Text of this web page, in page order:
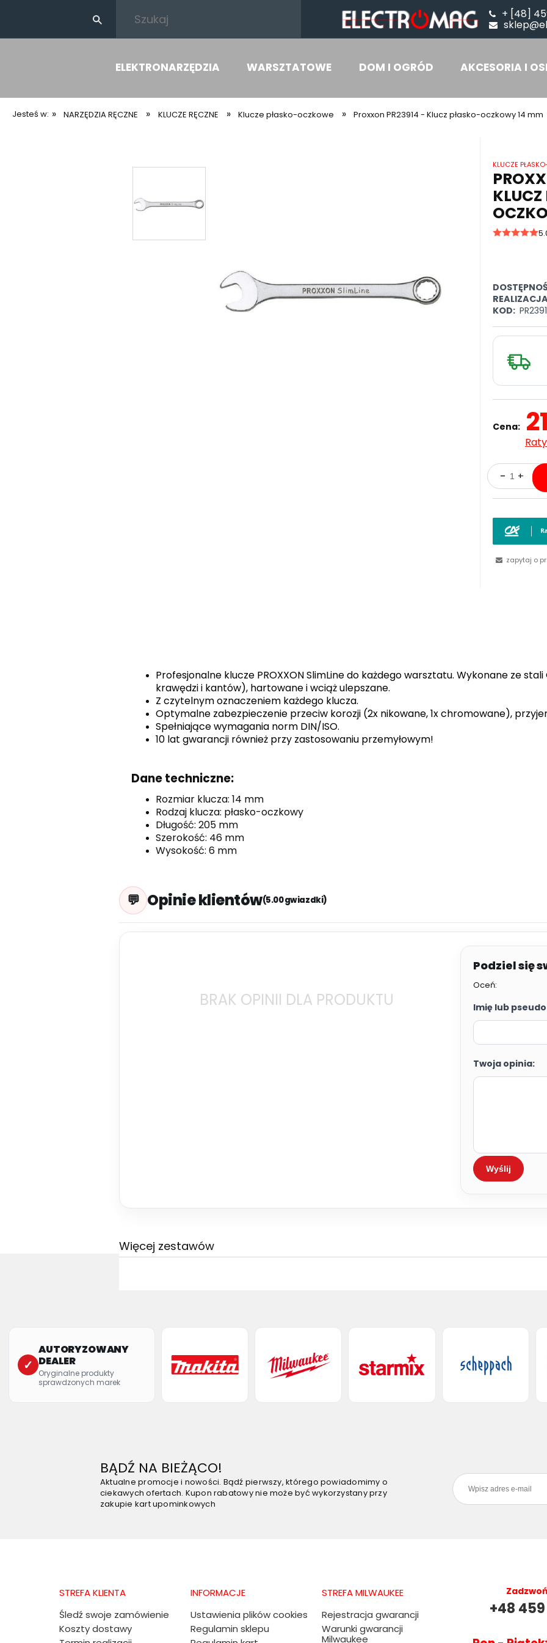
+ [48]
ELEKTRONARZĘDZIA WARSZTATOWE DOM I OGRÓD AKCESORIA I
Jesteś w: » NARZĘDZIA RĘCZNE » KLUCZE RĘCZNE » Klucze płasko-oczkowe » Proxxon PR23914 - Klucz płasko-oczkowy 14 mm
KLUCZE
KOD:
Cena:
zapytaj o
Profesjonalne klucze PROXXON SlimLine do każdego warsztatu. Wykonane ze
krawędzi i kantów), hartowane i wciąż ulepszane.
Z czytelnym oznaczeniem każdego klucza.
Optymalne zabezpieczenie przeciw korozji (2x nikowane, 1x chromowane),
Spełniające wymagania norm DIN/ISO.
10 lat gwarancji również przy zastosowaniu przemyłowym!
Dane techniczne:
Rozmiar klucza: 14 mm
Rodzaj klucza: płasko-oczkowy
Długość: 205 mm
Szerokość: 46 mm
Wysokość: 6 mm
Opinie klientów(5.00 gwiazdki)
BRAK OPINII DLA PRODUKTU
Oceń:
Imię lub
Twoja opinia:
Wyślij
Więcej zestawów
✓
AUTORYZOWANY
DEALER
Oryginalne produkty
sprawdzonych marek
BĄDŹ NA BIEŻĄCO!
Aktualne promocje i nowości. Bądź pierwszy, którego powiadomimy o
ciekawych ofertach. Kupon rabatowy nie może być wykorzystany przy
zakupie kart upominkowych
STREFA KLIENTA
Śledź swoje zamówienie
Koszty dostawy
INFORMACJE
Ustawienia plików cookies
Regulamin sklepu
STREFA MILWAUKEE
Rejestracja gwarancji
Warunki gwarancji
Milwaukee
+48